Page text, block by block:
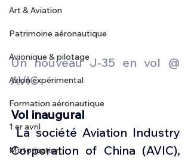
Art & Aviation
Patrimoine aéronautique
Avionique & pilotage
Avion expérimental
Formation aéronautique
1 er avril
Motorisation
Un nouveau J-35 en vol @
AVIC
Vol inaugural
La société Aviation Industry
Corporation of China (AVIC),